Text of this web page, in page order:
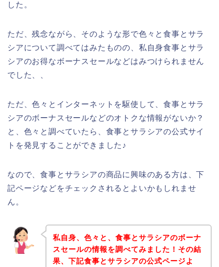
した。
ただ、残念ながら、そのような形で色々と食事とサラ
シアについて調べてはみたものの、私自身食事とサラ
シアのお得なボーナスセールなどはみつけられません
でした、、
ただ、色々とインターネットを駆使して、食事とサラ
シアのボーナスセールなどのオトクな情報がないか？
と、色々と調べていたら、食事とサラシアの公式サイ
トを発見することができました♪
なので、食事とサラシアの商品に興味のある方は、下
記ページなどをチェックされるとよいかもしれませ
ん。
私自身、色々と、食事とサラシアのボーナ
スセールの情報を調べてみました！その結
果、下記食事とサラシアの公式ページよ